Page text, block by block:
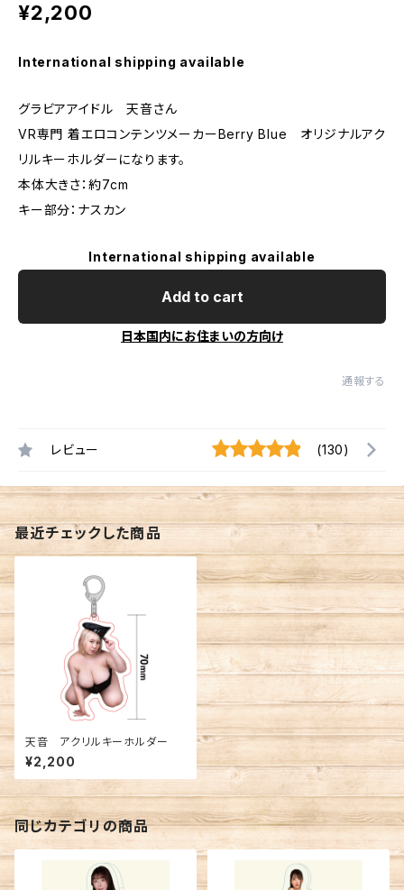
¥2,200
International shipping available
グラビアアイドル 天音さん
VR専門 着エロコンテンツメーカーBerry Blue オリジナルアク
リルキーホルダーになります。
本体大きさ：約7cm
キー部分：ナスカン
International shipping available
Add to cart
日本国内にお住まいの方向け
通報する
レビュー (130)
最近チェックした商品
天音 アクリルキーホルダー
¥2,200
同じカテゴリの商品